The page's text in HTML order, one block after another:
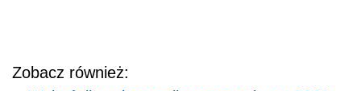
Zobacz również: